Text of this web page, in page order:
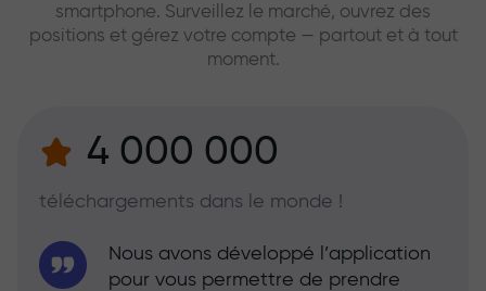
smartphone. Surveillez le marché, ouvrez des
positions et gérez votre compte — partout et à tout
moment.
4 000 000
téléchargements dans le monde !
Nous avons développé l’application
pour vous permettre de prendre